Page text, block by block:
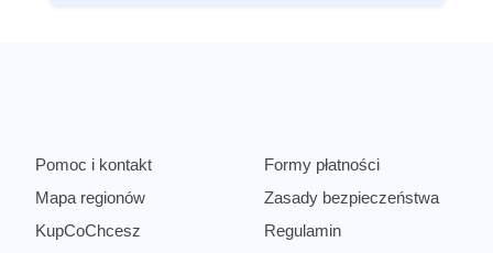
Pomoc i kontakt
Mapa regionów
KupCoChcesz
Formy płatności
Zasady bezpieczeństwa
Regulamin